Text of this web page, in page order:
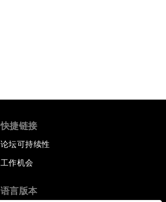
快捷链接
论坛可持续性
工作机会
语言版本